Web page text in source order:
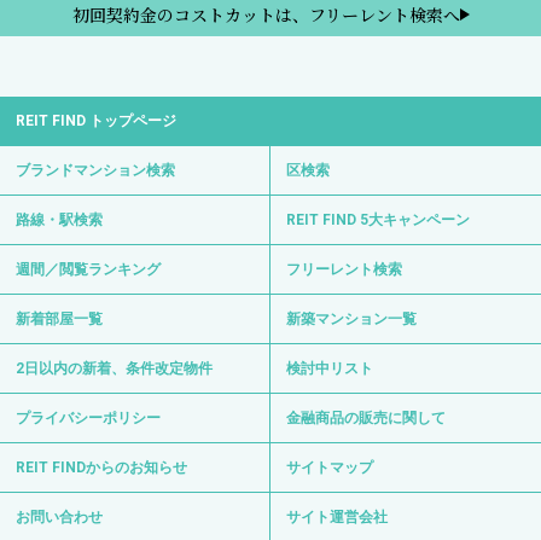
初回契約金のコストカットは、フリーレント検索へ
REIT FIND トップページ
ブランドマンション検索 区検索
路線・駅検索 REIT FIND 5大キャンペーン
週間／閲覧ランキング フリーレント検索
新着部屋一覧 新築マンション一覧
2日以内の新着、条件改定物件 検討中リスト
プライバシーポリシー 金融商品の販売に関して
REIT FINDからのお知らせ サイトマップ
お問い合わせ サイト運営会社